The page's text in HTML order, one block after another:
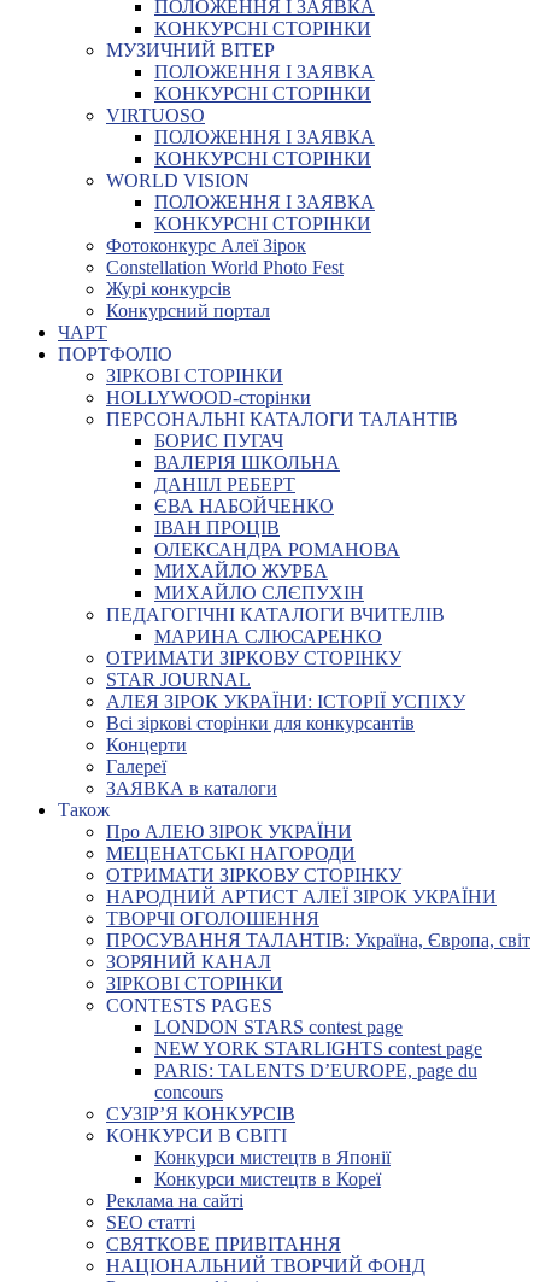
ПОЛОЖЕННЯ І ЗАЯВКА
КОНКУРСНІ СТОРІНКИ
МУЗИЧНИЙ ВІТЕР
ПОЛОЖЕННЯ І ЗАЯВКА
КОНКУРСНІ СТОРІНКИ
VIRTUOSO
ПОЛОЖЕННЯ І ЗАЯВКА
КОНКУРСНІ СТОРІНКИ
WORLD VISION
ПОЛОЖЕННЯ І ЗАЯВКА
КОНКУРСНІ СТОРІНКИ
Фотоконкурс Алеї Зірок
Constellation World Photo Fest
Журі конкурсів
Конкурсний портал
ЧАРТ
ПОРТФОЛІО
ЗІРКОВІ СТОРІНКИ
HOLLYWOOD-сторінки
ПЕРСОНАЛЬНІ КАТАЛОГИ ТАЛАНТІВ
БОРИС ПУГАЧ
ВАЛЕРІЯ ШКОЛЬНА
ДАНІІЛ РЕБЕРТ
ЄВА НАБОЙЧЕНКО
ІВАН ПРОЦІВ
ОЛЕКСАНДРА РОМАНОВА
МИХАЙЛО ЖУРБА
МИХАЙЛО СЛЄПУХІН
ПЕДАГОГІЧНІ КАТАЛОГИ ВЧИТЕЛІВ
МАРИНА СЛЮСАРЕНКО
ОТРИМАТИ ЗІРКОВУ СТОРІНКУ
STAR JOURNAL
АЛЕЯ ЗІРОК УКРАЇНИ: ІСТОРІЇ УСПІХУ
Всі зіркові сторінки для конкурсантів
Концерти
Галереї
ЗАЯВКА в каталоги
Також
Про АЛЕЮ ЗІРОК УКРАЇНИ
МЕЦЕНАТСЬКІ НАГОРОДИ
ОТРИМАТИ ЗІРКОВУ СТОРІНКУ
НАРОДНИЙ АРТИСТ АЛЕЇ ЗІРОК УКРАЇНИ
ТВОРЧІ ОГОЛОШЕННЯ
ПРОСУВАННЯ ТАЛАНТІВ: Україна, Європа, світ
ЗОРЯНИЙ КАНАЛ
ЗІРКОВІ СТОРІНКИ
CONTESTS PAGES
LONDON STARS contest page
NEW YORK STARLIGHTS contest page
PARIS: TALENTS D’EUROPE, page du
concours
СУЗІР’Я КОНКУРСІВ
КОНКУРСИ В СВІТІ
Конкурси мистецтв в Японії
Конкурси мистецтв в Кореї
Реклама на сайті
SEO статті
СВЯТКОВЕ ПРИВІТАННЯ
НАЦІОНАЛЬНИЙ ТВОРЧИЙ ФОНД